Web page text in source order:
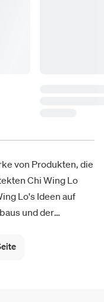
von Produkten, die
Chi Wing Lo
Lo's Ideen auf
und der
und von